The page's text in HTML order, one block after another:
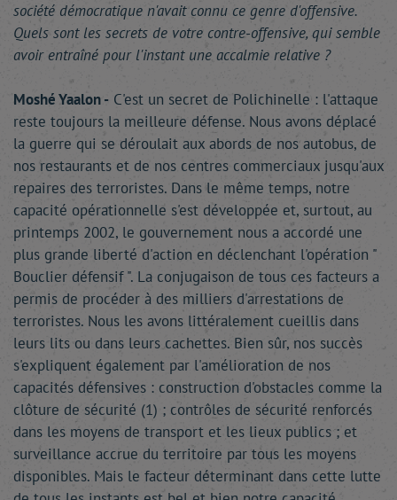
société démocratique n'avait connu ce genre d'offensive.
Quels sont les secrets de votre contre-offensive, qui semble
avoir entraîné pour l'instant une accalmie relative ?
Moshé Yaalon - C'est un secret de Polichinelle : l'attaque
reste toujours la meilleure défense. Nous avons déplacé
la guerre qui se déroulait aux abords de nos autobus, de
nos restaurants et de nos centres commerciaux jusqu'aux
repaires des terroristes. Dans le même temps, notre
capacité opérationnelle s'est développée et, surtout, au
printemps 2002, le gouvernement nous a accordé une
plus grande liberté d'action en déclenchant l'opération "
Bouclier défensif ". La conjugaison de tous ces facteurs a
permis de procéder à des milliers d'arrestations de
terroristes. Nous les avons littéralement cueillis dans
leurs lits ou dans leurs cachettes. Bien sûr, nos succès
s'expliquent également par l'amélioration de nos
capacités défensives : construction d'obstacles comme la
clôture de sécurité (1) ; contrôles de sécurité renforcés
dans les moyens de transport et les lieux publics ; et
surveillance accrue du territoire par tous les moyens
disponibles. Mais le facteur déterminant dans cette lutte